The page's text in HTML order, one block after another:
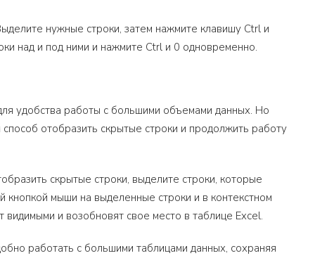
нужные строки, затем нажмите клавишу Ctrl и
над и под ними и нажмите Ctrl и 0 одновременно.
удобства работы с большими объемами данных. Но
отобразить скрытые строки и продолжить работу
скрытые строки, выделите строки, которые
кнопкой мыши на выделенные строки и в контекстном
и возобновят свое место в таблице Excel.
работать с большими таблицами данных, сохраняя